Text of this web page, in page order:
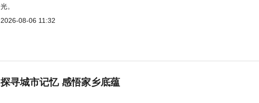
光。
2026-08-06 11:32
探寻城市记忆 感悟家乡底蕴